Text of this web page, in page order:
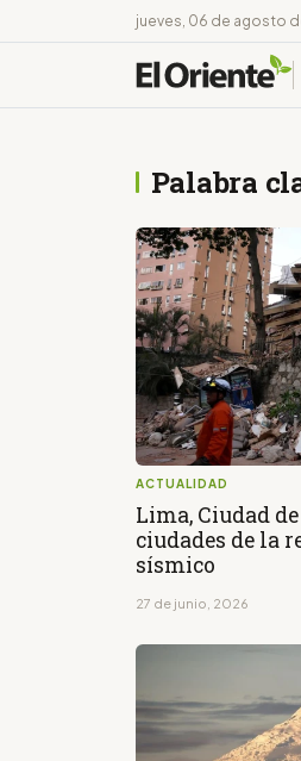
jueves, 06 de agosto
Palabra
ACTUALIDAD
Lima, Ciudad
ciudades de la
sísmico
27 de junio, 2026